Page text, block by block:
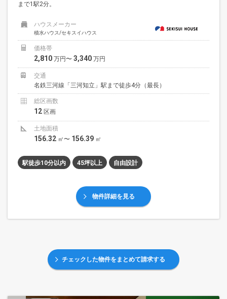
まで1駅2分。
ハウスメーカー
積水ハウス/セキスイハウス
価格帯
2,810 万円〜 3,340 万円
交通
名鉄三河線「三河知立」駅まで徒歩4分（最長）
総区画数
12 区画
土地面積
156.32 ㎡〜 156.39 ㎡
駅徒歩10分以内 45坪以上 自由設計
物件詳細を見る
チェックした物件をまとめて請求する